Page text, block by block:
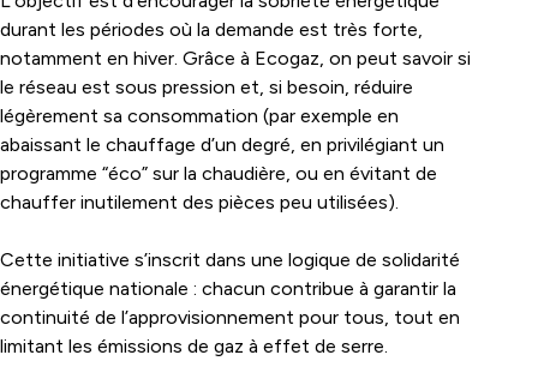
durant les périodes où la demande est très forte,
notamment en hiver. Grâce à Ecogaz, on peut savoir si
le réseau est sous pression et, si besoin, réduire
légèrement sa consommation (par exemple en
abaissant le chauffage d’un degré, en privilégiant un
programme “éco” sur la chaudière, ou en évitant de
chauffer inutilement des pièces peu utilisées).
Cette initiative s’inscrit dans une logique de solidarité
énergétique nationale : chacun contribue à garantir la
continuité de l’approvisionnement pour tous, tout en
limitant les émissions de gaz à effet de serre.